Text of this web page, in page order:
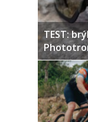
TEST: